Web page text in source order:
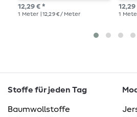
12,29 € *
1 Meter | 12,29 € / Meter
12,29
1
Stoffe für jeden Tag
Baumwollstoffe